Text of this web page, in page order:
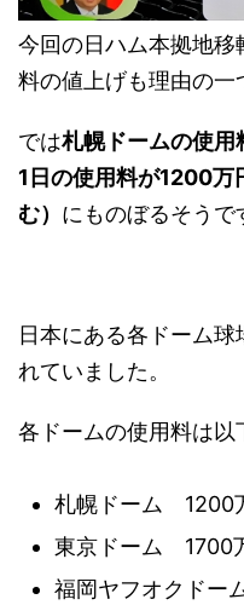
今回の日ハム本拠地移
料の値上げも理由の一
では札幌ドームの使用
1日の使用料が1200万
む） にものぼるそうで
日本にある各ドーム
れていました。
各ドームの使用料は以
札幌ドーム 1200
東京ドーム 1700
福岡ヤフオクドー